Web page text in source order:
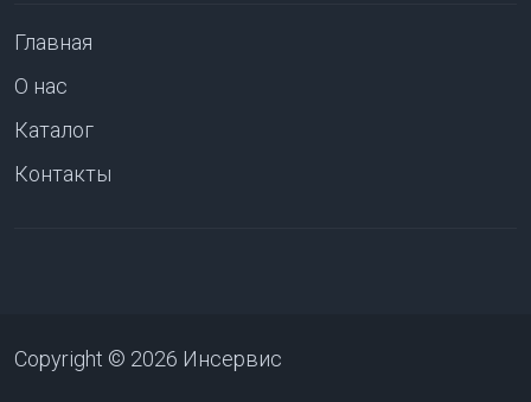
Главная
О нас
Каталог
Контакты
Copyright © 2026 Инсервис